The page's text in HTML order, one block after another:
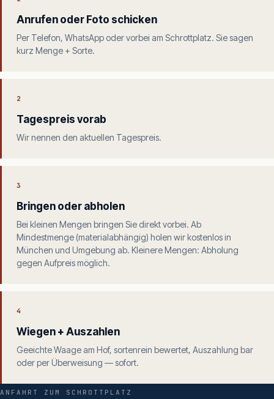
Anrufen oder Foto schicken
Per Telefon, WhatsApp oder vorbei am Schrottplatz. Sie sagen
kurz Menge + Sorte.
2
Tagespreis vorab
Wir nennen den aktuellen Tagespreis.
3
Bringen oder abholen
Bei kleinen Mengen bringen Sie direkt vorbei. Ab
Mindestmenge (materialabhängig) holen wir kostenlos in
München und Umgebung ab. Kleinere Mengen: Abholung
gegen Aufpreis möglich.
4
Wiegen + Auszahlen
Geeichte Waage am Hof, sortenrein bewertet, Auszahlung bar
oder per Überweisung — sofort.
ANFAHRT ZUM SCHROTTPLATZ